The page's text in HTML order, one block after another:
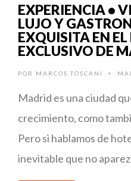
EXPERIENCIA •
LUJO Y
EXQUISITA EN
EXCLUSIVO DE
POR MARCOS TOSCANI •
Madrid es una ciudad
crecimiento, como
Pero si hablamos de
inevitable que no